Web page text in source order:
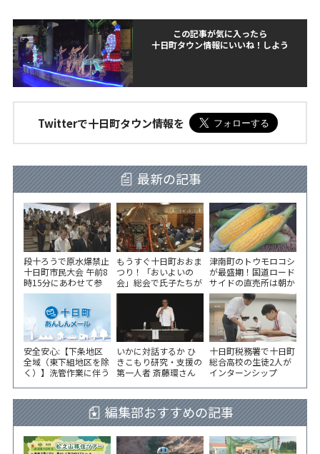
この記事が気に入ったら
十日町タウン情報にいいね！しよう
Twitterで十日町タウン情報を
最新の記事
段十ろうで原水爆禁止
十日町市民大会 午前8
時15分にあわせて参
加者が黙とう
もうすぐ十日町おおま
つり！「おいよいの
会」総会で氏子たちが
一致団結！
津南町のトウモロコシ
が最盛期！国道ロード
サイドの直売所は朝か
ら長い列！
安全安心:【下条地区
全域（東下組地区を除
く）】洗管作業に伴う
いかに対話するか ひ
きこもり研究・支援の
第一人者 斎藤環さん
十日町税務署で十日町
総合高校の生徒2人が
インターンシップ
編集部おすすめの記事